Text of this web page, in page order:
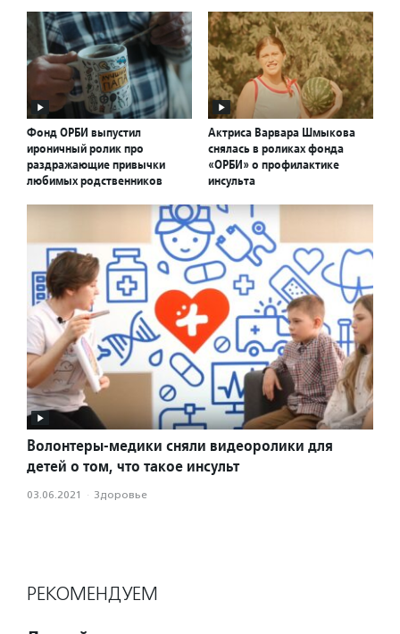
Фонд ОРБИ выпустил
ироничный ролик про
раздражающие привычки
любимых родственников
Актриса Варвара Шмыкова
снялась в роликах фонда
«ОРБИ» о профилактике
инсульта
Волонтеры-медики сняли видеоролики для
детей о том, что такое инсульт
03.06.2021 · Здоровье
РЕКОМЕНДУЕМ